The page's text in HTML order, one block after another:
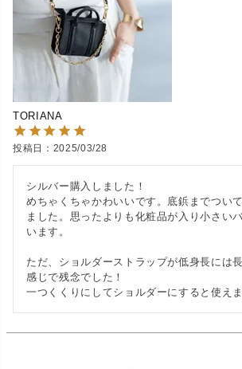
TORIANA
投稿日 2025/03/28
シルバー購入しました！
めちゃくちゃかわいいです。底鋲までつい
ました。思ったよりも化粧品が入り小さい
います。
ただ、ショルダーストラップが低身長には
感じで残念でした！
一つくくりにしてショルダーにすると使えま